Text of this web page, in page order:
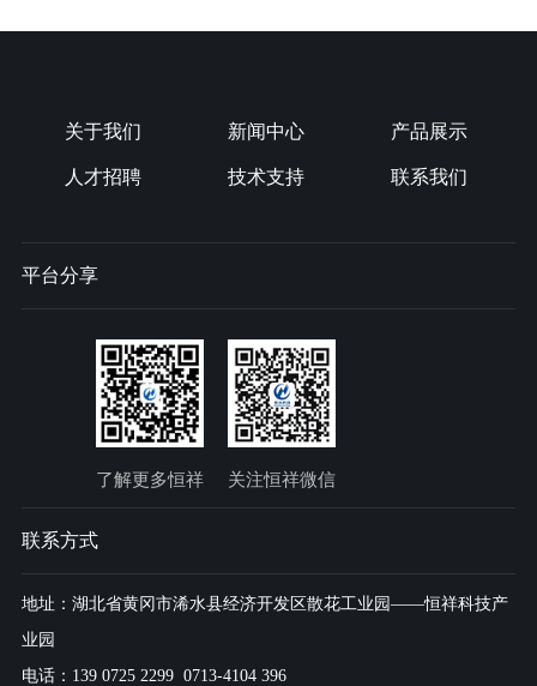
关于我们 新闻中心 产品展示
人才招聘 技术支持 联系我们
平台分享
了解更多恒祥 关注恒祥微信
联系方式
地址：湖北省黄冈市浠水县经济开发区散花工业园——恒祥科技产
业园
电话：139 0725 2299 0713-4104 396